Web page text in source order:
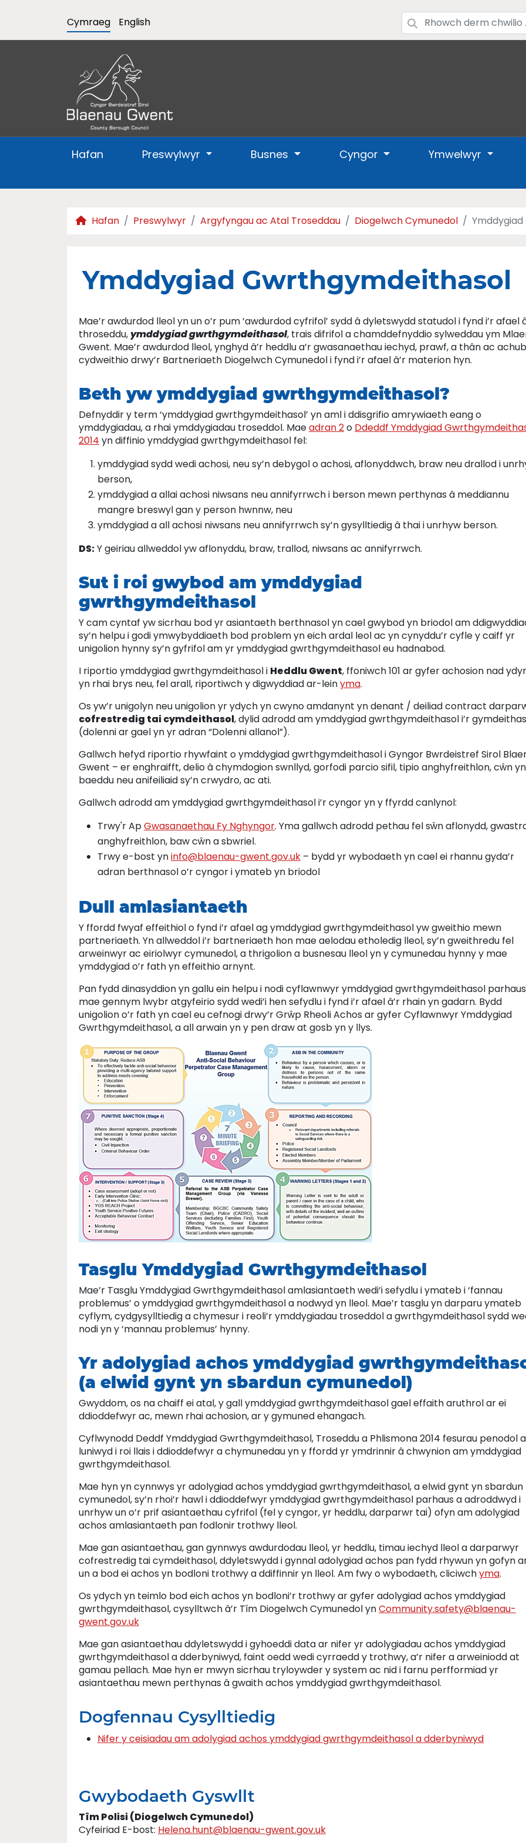
Cymraeg English
Hafan Preswylwyr Busnes Cyngor Ymwelwyr
Hafan Preswylwyr Argyfyngau ac Atal Troseddau Diogelwch Cymunedol
Ymddygiad Gwrthgymdeithasol
Mae’r awdurdod lleol yn un o’r pum ‘awdurdod cyfrifol’ sydd â dyletswydd statudol i fynd i’r afael
throseddu,ymddygiad gwrthgymdeithasol, trais difrifol a chamddefnyddio sylweddau ym
Gwent. Mae’r awdurdod lleol, ynghyd â’r heddlu a’r gwasanaethau iechyd, prawf, a thân ac
cydweithio drwy’r Bartneriaeth Diogelwch Cymunedol i fynd i’r afael â’r materion hyn.
Beth yw ymddygiad gwrthgymdeithasol?
Defnyddir y term ‘ymddygiad gwrthgymdeithasol’ yn aml i ddisgrifio amrywiaeth eang o
ymddygiadau, a rhai ymddygiadau troseddol. Maeadran 2o Ddeddf Ymddygiad
2014 yn diffinio ymddygiad gwrthgymdeithasol fel:
ymddygiad sydd wedi achosi, neu sy’n debygol o achosi, aflonyddwch, braw neu drallod i
berson,
ymddygiad a allai achosi niwsans neu annifyrrwch i berson mewn perthynas â meddiannu
mangre breswyl gan y person hwnnw, neu
ymddygiad a all achosi niwsans neu annifyrrwch sy’n gysylltiedig â thai i unrhyw berson.
DS:Y geiriau allweddol yw aflonyddu, braw, trallod, niwsans ac annifyrrwch.
Sut i roi gwybod am ymddygiad
gwrthgymdeithasol
Y cam cyntaf yw sicrhau bod yr asiantaeth berthnasol yn cael gwybod yn briodol am
sy’n helpu i godi ymwybyddiaeth bod problem yn eich ardal leol ac yn cynyddu’r cyfle y caiff yr
unigolion hynny sy’n gyfrifol am yr ymddygiad gwrthgymdeithasol eu hadnabod.
I riportio ymddygiad gwrthgymdeithasol i Heddlu Gwent, ffoniwch 101 ar gyfer achosion nad
yn rhai brys neu, fel arall, riportiwch y digwyddiad ar-leinyma.
Os yw’r unigolyn neu unigolion yr ydych yn cwyno amdanynt yn denant / deiliad contract
cofrestredig tai cymdeithasol, dylid adrodd am ymddygiad gwrthgymdeithasol i’r
(dolenni ar gael yn yr adran “Dolenni allanol”).
Gallwch hefyd riportio rhywfaint o ymddygiad gwrthgymdeithasol i Gyngor Bwrdeistref Sirol
Gwent – er enghraifft, delio â chymdogion swnllyd, gorfodi parcio sifil, tipio anghyfreithlon, cŵn yn
baeddu neu anifeiliaid sy’n crwydro, ac ati.
Gallwch adrodd am ymddygiad gwrthgymdeithasol i’r cyngor yn y ffyrdd canlynol:
Trwy'r ApGwasanaethau Fy Nghyngor. Yma gallwch adrodd pethau fel sŵn aflonydd,
anghyfreithlon, baw cŵn a sbwriel.
Trwy e-bost yninfo@blaenau-gwent.gov.uk – bydd yr wybodaeth yn cael ei rhannu gyda’r
adran berthnasol o’r cyngor i ymateb yn briodol
Dull amlasiantaeth
Y ffordd fwyaf effeithiol o fynd i’r afael ag ymddygiad gwrthgymdeithasol yw gweithio mewn
partneriaeth. Yn allweddol i’r bartneriaeth hon mae aelodau etholedig lleol, sy’n gweithredu fel
arweinwyr ac eiriolwyr cymunedol, a thrigolion a busnesau lleol yn y cymunedau hynny y mae
ymddygiad o’r fath yn effeithio arnynt.
Pan fydd dinasyddion yn gallu ein helpu i nodi cyflawnwyr ymddygiad gwrthgymdeithasol
mae gennym lwybr atgyfeirio sydd wedi’i hen sefydlu i fynd i’r afael â’r rhain yn gadarn. Bydd
unigolion o’r fath yn cael eu cefnogi drwy’r Grŵp Rheoli Achos ar gyfer Cyflawnwyr Ymddygiad
Gwrthgymdeithasol, a all arwain yn y pen draw at gosb yn y llys.
Tasglu Ymddygiad Gwrthgymdeithasol
Mae’r Tasglu Ymddygiad Gwrthgymdeithasol amlasiantaeth wedi’i sefydlu i ymateb i ‘fannau
problemus’ o ymddygiad gwrthgymdeithasol a nodwyd yn lleol. Mae’r tasglu yn darparu ymateb
cyflym, cydgysylltiedig a chymesur i reoli’r ymddygiadau troseddol a gwrthgymdeithasol sydd
nodi yn y ‘mannau problemus’ hynny.
Yr adolygiad achos ymddygiad
(a elwid gynt yn sbardun cymunedol)
Gwyddom, os na chaiff ei atal, y gall ymddygiad gwrthgymdeithasol gael effaith aruthrol ar ei
ddioddefwyr ac, mewn rhai achosion, ar y gymuned ehangach.
Cyflwynodd Deddf Ymddygiad Gwrthgymdeithasol, Troseddu a Phlismona 2014 fesurau penodol a
luniwyd i roi llais i ddioddefwyr a chymunedau yn y ffordd yr ymdrinnir â chwynion am ymddygiad
gwrthgymdeithasol.
Mae hyn yn cynnwys yr adolygiad achos ymddygiad gwrthgymdeithasol, a elwid gynt yn sbardun
cymunedol, sy’n rhoi’r hawl i ddioddefwyr ymddygiad gwrthgymdeithasol parhaus a adroddwyd i
unrhyw un o’r prif asiantaethau cyfrifol (fel y cyngor, yr heddlu, darparwr tai) ofyn am adolygiad
achos amlasiantaeth pan fodlonir trothwy lleol.
Mae gan asiantaethau, gan gynnwys awdurdodau lleol, yr heddlu, timau iechyd lleol a darparwyr
cofrestredig tai cymdeithasol, ddyletswydd i gynnal adolygiad achos pan fydd rhywun yn gofyn
un a bod ei achos yn bodloni trothwy a ddiffinnir yn lleol. Am fwy o wybodaeth, cliciwchyma.
Os ydych yn teimlo bod eich achos yn bodloni’r trothwy ar gyfer adolygiad achos ymddygiad
gwrthgymdeithasol, cysylltwch â’r Tîm Diogelwch Cymunedol ynCommunity.safety@blaenau-
gwent.gov.uk
Mae gan asiantaethau ddyletswydd i gyhoeddi data ar nifer yr adolygiadau achos ymddygiad
gwrthgymdeithasol a dderbyniwyd, faint oedd wedi cyrraedd y trothwy, a’r nifer a arweiniodd at
gamau pellach. Mae hyn er mwyn sicrhau tryloywder y system ac nid i farnu perfformiad yr
asiantaethau mewn perthynas â gwaith achos ymddygiad gwrthgymdeithasol.
Dogfennau Cysylltiedig
Nifer y ceisiadau am adolygiad achos ymddygiad gwrthgymdeithasol a dderbyniwyd
Gwybodaeth Gyswllt
Tîm Polisi (Diogelwch Cymunedol)
Cyfeiriad E-bost: Helena.hunt@blaenau-gwent.gov.uk